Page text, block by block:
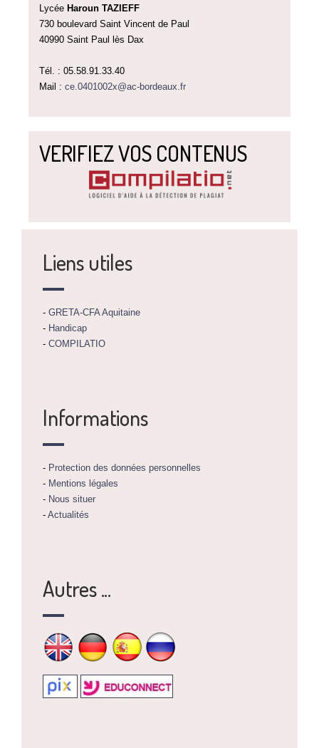
Lycée Haroun TAZIEFF
730 boulevard Saint Vincent de Paul
40990 Saint Paul lès Dax
Tél. : 05.58.91.33.40
Mail : ce.0401002x@ac-bordeaux.fr
VERIFIEZ VOS CONTENUS
Liens utiles
- GRETA-CFA Aquitaine
- Handicap
- COMPILATIO
Informations
- Protection des données personnelles
- Mentions légales
- Nous situer
- Actualités
Autres ...